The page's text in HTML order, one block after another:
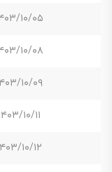
۱۴۰۳/۱۰/
۱۴۰۳/۱۰/
۱۴۰۳/۱۰/
۱۴۰۳/۱۰/
۱۴۰۳/۱۰/